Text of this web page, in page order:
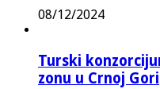
08/12/2024
Turski
zonu u Crnoj Gori